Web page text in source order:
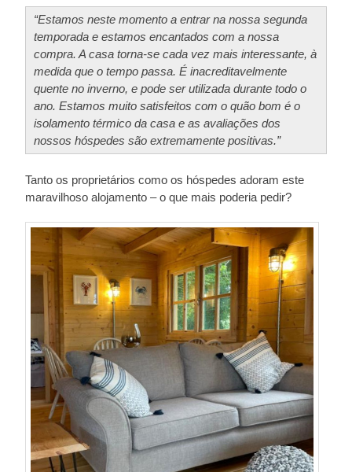
“Estamos neste momento a entrar na nossa segunda
temporada e estamos encantados com a nossa
compra. A casa torna-se cada vez mais interessante, à
medida que o tempo passa. É inacreditavelmente
quente no inverno, e pode ser utilizada durante todo o
ano. Estamos muito satisfeitos com o quão bom é o
isolamento térmico da casa e as avaliações dos
nossos hóspedes são extremamente positivas.”
Tanto os proprietários como os hóspedes adoram este
maravilhoso alojamento – o que mais poderia pedir?